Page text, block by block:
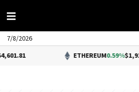
7/8/2026
ETHEREUM0.59%$1,910.82